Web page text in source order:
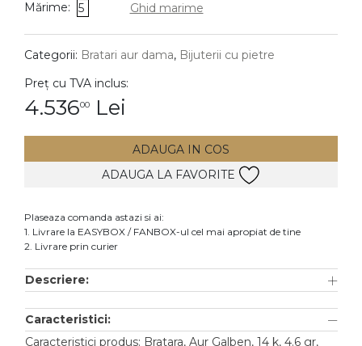
DIAMANTE Vezi toate
Cercei
Accesorii
Aur alb
Mărime: 5 Ghid marime
Categorii: Bratari aur dama, Bijuterii cu pietre
Preț cu TVA inclus:
4.53600 Lei
ADAUGA IN COS
ADAUGA LA FAVORITE
Plaseaza comanda astazi si ai:
1. Livrare la EASYBOX / FANBOX-ul cel mai apropiat de tine
2. Livrare prin curier
Descriere:
Caracteristici:
Caracteristici produs: Bratara, Aur Galben, 14 k, 4.6 gr,